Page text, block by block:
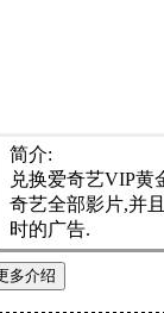
简介:
兑换爱奇艺VIP黄
奇艺全部影片,并
时的广告.
多介绍